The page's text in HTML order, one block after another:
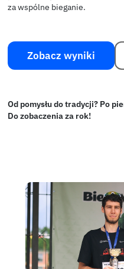
za wspólne bieganie.
Zobacz wyniki
Od pomysłu do tradycji? Po
Do zobaczenia za rok!